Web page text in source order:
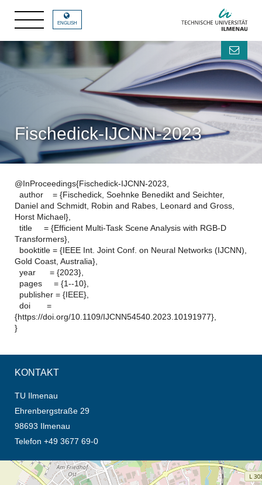
ENGLISH
Fischedick-IJCNN-2023
@InProceedings{Fischedick-IJCNN-2023,
author = {Fischedick, Soehnke Benedikt and Seichter,
Daniel and Schmidt, Robin and Rabes, Leonard and Gross,
Horst Michael},
title = {Efficient Multi-Task Scene Analysis with RGB-D
Transformers},
booktitle = {IEEE Int. Joint Conf. on Neural Networks (IJCNN),
Gold Coast, Australia},
year = {2023},
pages = {1--10},
publisher = {IEEE},
doi =
{https://doi.org/10.1109/IJCNN54540.2023.10191977},
}
KONTAKT
TU Ilmenau
Ehrenbergstraße 29
98693 Ilmenau
Telefon +49 3677 69-0
Öffnet die Anfahrtsbeschreibung in neuem Tab (Karte)